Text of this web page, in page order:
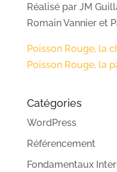
Réalisé par JM
Romain Vannier et
Poisson Rouge, la
Poisson Rouge, la
Catégories
WordPress
Référencement
Fondamentaux